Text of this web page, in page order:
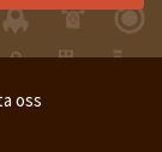
oss